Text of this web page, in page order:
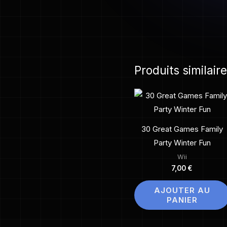
Produits
30 Great Games Family
Party Winter Fun
Wii
7,00 €
AJOUTER AU
PANIER